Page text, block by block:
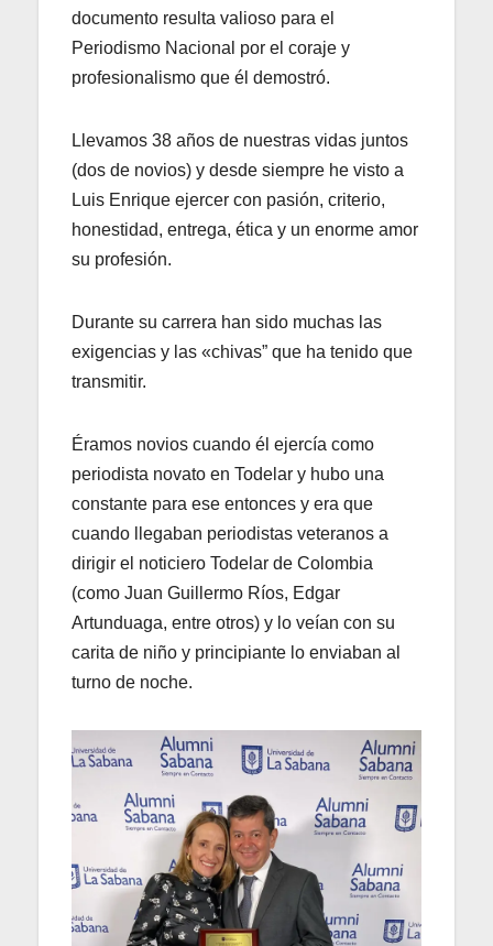
documento resulta valioso para el
Periodismo Nacional por el coraje y
profesionalismo que él demostró.
Llevamos 38 años de nuestras vidas juntos
(dos de novios) y desde siempre he visto a
Luis Enrique ejercer con pasión, criterio,
honestidad, entrega, ética y un enorme amor
su profesión.
Durante su carrera han sido muchas las
exigencias y las «chivas” que ha tenido que
transmitir.
Éramos novios cuando él ejercía como
periodista novato en Todelar y hubo una
constante para ese entonces y era que
cuando llegaban periodistas veteranos a
dirigir el noticiero Todelar de Colombia
(como Juan Guillermo Ríos, Edgar
Artunduaga, entre otros) y lo veían con su
carita de niño y principiante lo enviaban al
turno de noche.